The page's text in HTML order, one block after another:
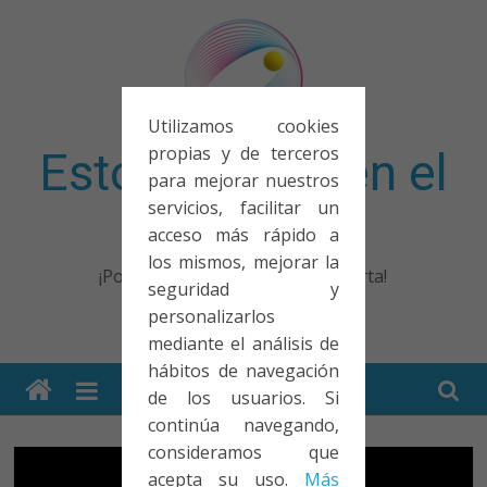
Utilizamos cookies
propias y de terceros
para mejorar nuestros
servicios, facilitar un
acceso más rápido a
los mismos, mejorar la
seguridad y
personalizarlos
mediante el análisis de
hábitos de navegación
de los usuarios. Si
continúa navegando,
consideramos que
acepta su uso. Más
Esto no entra en el
examen
¡Porque no solo el examen importa!